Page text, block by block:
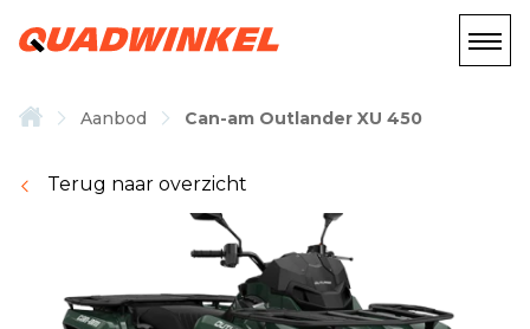
Aanbod Can-am Outlander XU 450
Terug naar overzicht